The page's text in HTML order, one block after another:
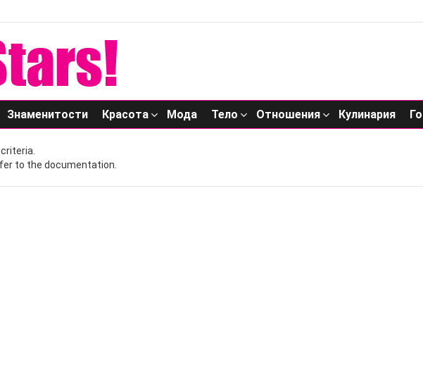
Знаменитости Красота Мода Тело Отношения Кулинария
to the documentation.